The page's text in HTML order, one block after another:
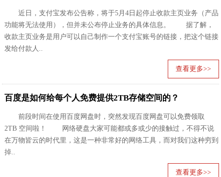
近日，支付宝发布公告称，将于5月4日起停止收款主页业务（产品
功能将无法使用），但并未公布停止业务的具体信息。 据了解，
收款主页业务是用户可以自己制作一个支付宝账号的链接，把这个链接
发给付款人..
查看更多>>
百度是如何给每个人免费提供2TB存储空间的？
前段时间在使用百度网盘时，突然发现百度网盘可以免费领取
2TB 空间啦！ 网络硬盘大家可能都或多或少的接触过，不得不说
在万物皆云的时代里，这是一种非常好的网络工具，而对我们这种穷到
掉..
查看更多>>